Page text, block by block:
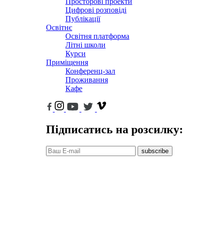
Цифрові розповіді
Публікації
Освітнє
Освітня платформа
Літні школи
Курси
Приміщення
Конференц-зал
Проживання
Кафе
Підписатись на розсилку:
subscribe